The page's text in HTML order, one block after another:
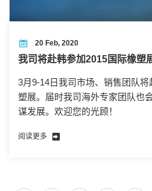
20 Feb, 2020
我司将赴韩参加2015国际橡塑
3月9-14日我司市场、销售团队
塑展。届时我司海外专家团队也
谋发展。欢迎您的光顾！
阅读更多